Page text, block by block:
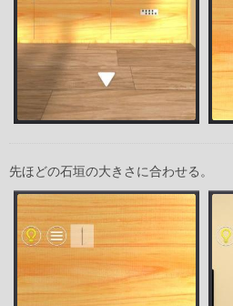
先ほどの石垣の大きさに合わせる。